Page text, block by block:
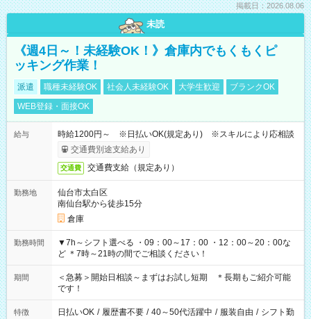
掲載日：2026.08.06
未読
《週4日～！未経験OK！》倉庫内でもくもくピ
ッキング作業！
派遣 職種未経験OK 社会人未経験OK 大学生歓迎
ブランクOK
WEB登録・面接OK
給与
時給1200円～ ※日払いOK(規定あり) ※スキルにより応相談
交通費別途支給あり
交通費 交通費支給（規定あり）
勤務地
仙台市太白区
南仙台駅から徒歩15分
倉庫
勤務時間
▼7h～シフト選べる ・09：00～17：00 ・12：00～20：00な
ど ＊7時～21時の間でご相談ください！
期間
＜急募＞開始日相談～まずはお試し短期 ＊長期もご紹介可能
です！
特徴 日払いOK / 履歴書不要 / 40～50代活躍中 / 服装自由 / シフト勤